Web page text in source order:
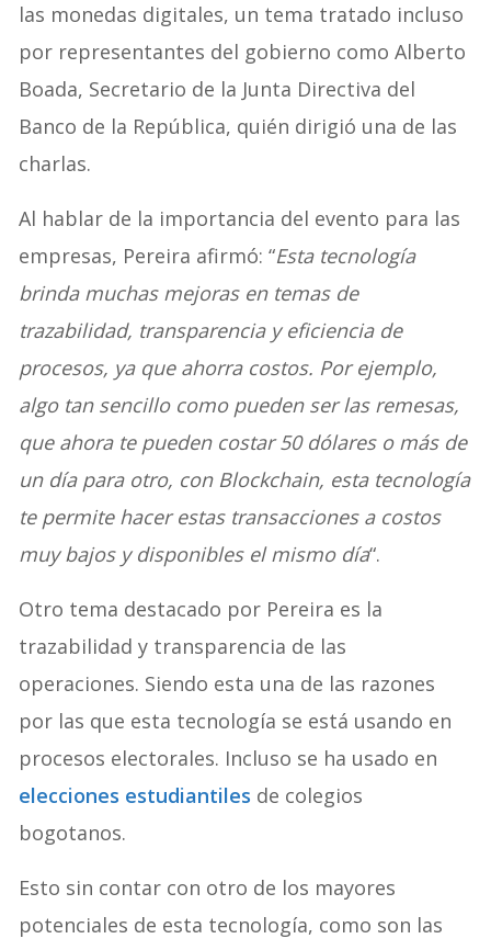
las monedas digitales, un tema tratado incluso
por representantes del gobierno como Alberto
Boada, Secretario de la Junta Directiva del
Banco de la República, quién dirigió una de las
charlas.
Al hablar de la importancia del evento para las
empresas, Pereira afirmó: “Esta tecnología
brinda muchas mejoras en temas de
trazabilidad, transparencia y eficiencia de
procesos, ya que ahorra costos. Por ejemplo,
algo tan sencillo como pueden ser las remesas,
que ahora te pueden costar 50 dólares o más de
un día para otro, con Blockchain, esta tecnología
te permite hacer estas transacciones a costos
muy bajos y disponibles el mismo día“.
Otro tema destacado por Pereira es la
trazabilidad y transparencia de las
operaciones. Siendo esta una de las razones
por las que esta tecnología se está usando en
procesos electorales. Incluso se ha usado en
elecciones estudiantiles de colegios
bogotanos.
Esto sin contar con otro de los mayores
potenciales de esta tecnología, como son las